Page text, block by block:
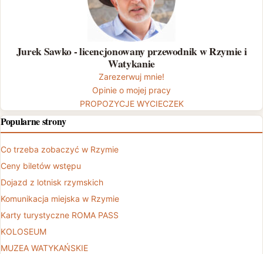
Jurek Sawko - licencjonowany przewodnik w Rzymie i
Watykanie
Zarezerwuj mnie!
Opinie o mojej pracy
PROPOZYCJE WYCIECZEK
Popularne strony
Co trzeba zobaczyć w Rzymie
Ceny biletów wstępu
Dojazd z lotnisk rzymskich
Komunikacja miejska w Rzymie
Karty turystyczne ROMA PASS
KOLOSEUM
MUZEA WATYKAŃSKIE